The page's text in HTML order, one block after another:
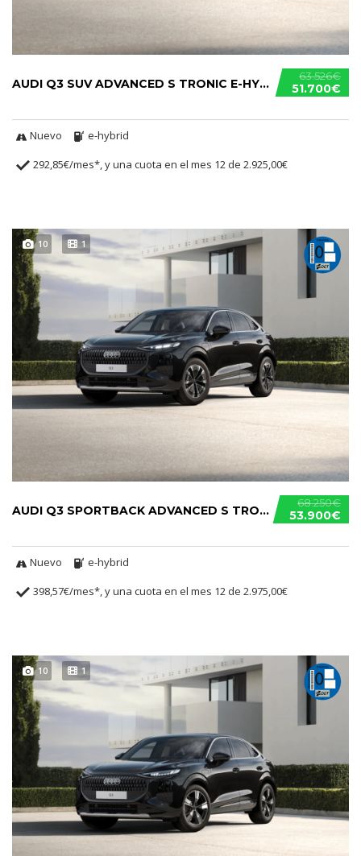
63.526€
51.700€
AUDI Q3 SUV ADVANCED S TRONIC E-HYBRID
Nuevo
e-hybrid
292,85€/mes*, y una cuota en el mes 12 de 2.925,00€
10 1
68.250€
53.900€
AUDI Q3 SPORTBACK ADVANCED S TRONIC E-HYBRID
Nuevo
e-hybrid
398,57€/mes*, y una cuota en el mes 12 de 2.975,00€
10 1